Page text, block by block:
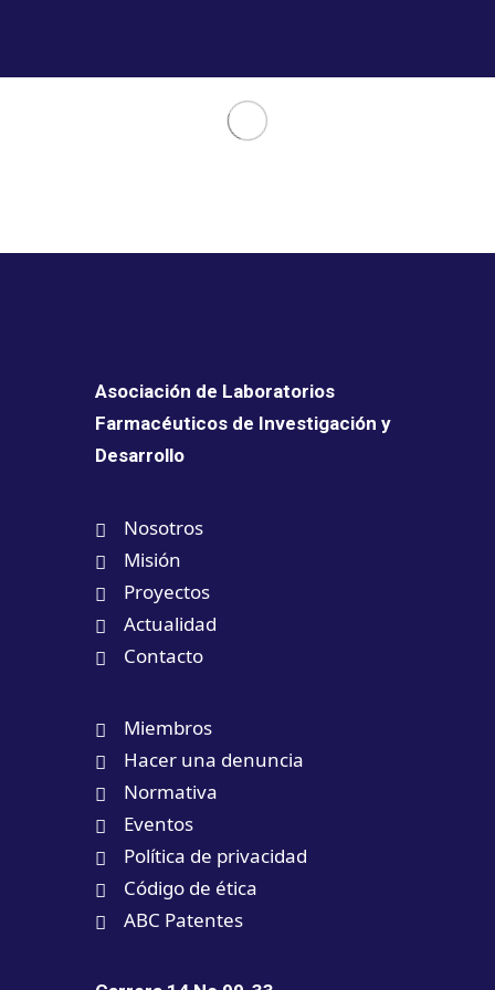
Asociación de Laboratorios
Farmacéuticos de Investigación y
Desarrollo
Nosotros
Misión
Proyectos
Actualidad
Contacto
Miembros
Hacer una denuncia
Normativa
Eventos
Política de privacidad
Código de ética
ABC Patentes